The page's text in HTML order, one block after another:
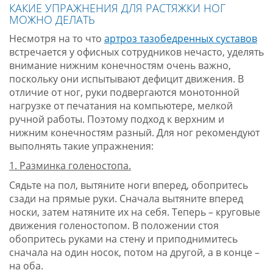
КАКИЕ УПРАЖНЕНИЯ ДЛЯ РАСТЯЖКИ НОГ
МОЖНО ДЕЛАТЬ
Несмотря на то что артроз тазобедренных суставов
встречается у офисных сотрудников нечасто, уделять
внимание нижним конечностям очень важно,
поскольку они испытывают дефицит движения. В
отличие от ног, руки подвергаются монотонной
нагрузке от печатания на компьютере, мелкой
ручной работы. Поэтому подход к верхним и
нижним конечностям разный. Для ног рекомендуют
выполнять такие упражнения:
1. Разминка голеностопа.
Сядьте на пол, вытяните ноги вперед, обопритесь
сзади на прямые руки. Сначала вытяните вперед
носки, затем натяните их на себя. Теперь – круговые
движения голеностопом. В положении стоя
обопритесь руками на стену и приподнимитесь
сначала на один носок, потом на другой, а в конце –
на оба.